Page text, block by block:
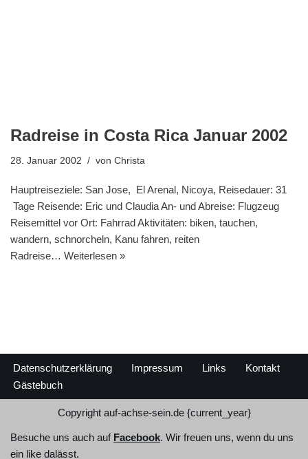
Radreise in Costa Rica Januar 2002
28. Januar 2002 von Christa
Hauptreiseziele: San Jose, El Arenal, Nicoya, Reisedauer: 31
Tage Reisende: Eric und Claudia An- und Abreise: Flugzeug
Reisemittel vor Ort: Fahrrad Aktivitäten: biken, tauchen,
wandern, schnorcheln, Kanu fahren, reiten
Radreise… Weiterlesen »
Datenschutzerklärung Impressum Links
Kontakt
Gästebuch
Copyright auf-achse-sein.de{current_year}
Besuche uns auch auf Facebook. Wir freuen uns, wenn du uns
ein like dalässt.